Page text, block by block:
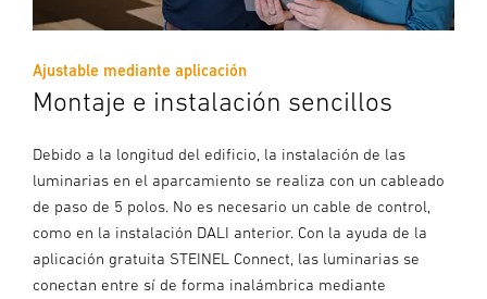
Ajustable mediante aplicación
Montaje e instalación sencillos
Debido a la longitud del edificio, la instalación de las
luminarias en el aparcamiento se realiza con un cableado
de paso de 5 polos. No es necesario un cable de control,
como en la instalación DALI anterior. Con la ayuda de la
aplicación gratuita STEINEL Connect, las luminarias se
conectan entre sí de forma inalámbrica mediante